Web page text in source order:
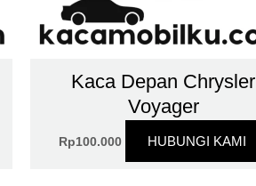
Kaca Depan Chrysler
Voyager
Rp100.000 HUBUNGI KAMI